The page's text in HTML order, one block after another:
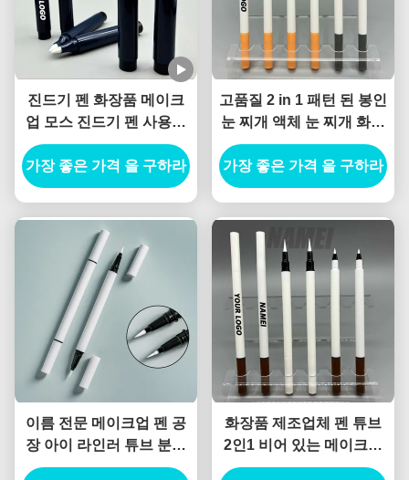
진드기 펜 화장품 메이크
업 모스 진드기 펜 사용자
지정 로고 OEM 소매 진드
기 펜 컨테이너
가장 좋은 가격 을 구하라
고품질 2 in 1 패턴 된 봉인
눈 찌개 액체 눈 찌개 화장
품 눈 찌개 포장 캔투스 마
커
가장 좋은 가격 을 구하라
이름 전문 메이크업 펜 공
장 아이 라인러 튜브 분홍
색 사용자 지정 빈 아이 라
화장품 제조업체 펜 튜브
2인1 비어 있는 메이크업
포장 값싼 액체 눈 연필 튜